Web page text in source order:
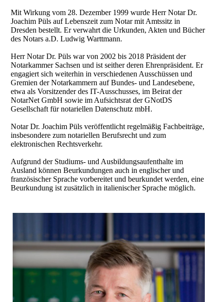
Mit Wirkung vom 28. Dezember 1999 wurde Herr Notar Dr.
Joachim Püls auf Lebenszeit zum Notar mit Amtssitz in
Dresden bestellt. Er verwahrt die Urkunden, Akten und Bücher
des Notars a.D. Ludwig Warttmann.
Herr Notar Dr. Püls war von 2002 bis 2018 Präsident der
Notarkammer Sachsen und ist seither deren Ehrenpräsident. Er
engagiert sich weiterhin in verschiedenen Ausschüssen und
Gremien der Notarkammern auf Bundes- und Landesebene,
etwa als Vorsitzender des IT-Ausschusses, im Beirat der
NotarNet GmbH sowie im Aufsichtsrat der GNotDS
Gesellschaft für notariellen Datenschutz mbH.
Notar Dr. Joachim Püls veröffentlicht regelmäßig Fachbeiträge,
insbesondere zum notariellen Berufsrecht und zum
elektronischen Rechtsverkehr.
Aufgrund der Studiums- und Ausbildungsaufenthalte im
Ausland können Beurkundungen auch in englischer und
französischer Sprache vorbereitet und beurkundet werden, eine
Beurkundung ist zusätzlich in italienischer Sprache möglich.